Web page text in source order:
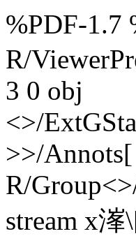
%PDF-1.7
R/
3 0 obj
<>/
>>/
R/
stream x